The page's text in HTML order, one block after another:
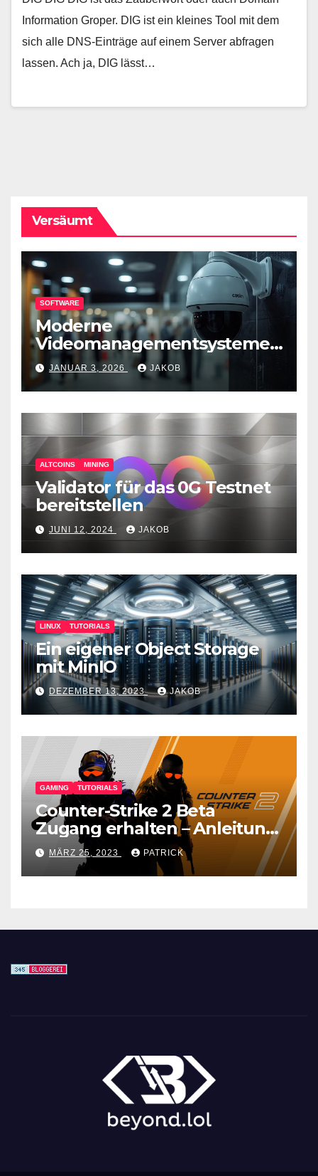
Information Groper. DIG ist ein kleines Tool mit dem
sich alle DNS-Einträge auf einem Server abfragen
lassen. Ach ja, DIG lässt…
Versäumt
SOFTWARE
Moderne
Videomanagementsysteme
(VMS) – mehr als nur
Überwachungswerkzeuge
JANUAR 3, 2026 JAKOB
ALTCOINS MINING
Validator für das 0G Testnet
bereitstellen
JUNI 12, 2024 JAKOB
LINUX TUTORIALS
Ein eigener Object Storage
mit MinIO
DEZEMBER 13, 2023 JAKOB
GAMING TUTORIALS
Counter-Strike 2 Beta
Zugang erhalten – Anleitung
für den CS GO Nachfolger
MÄRZ 25, 2023 PATRICK